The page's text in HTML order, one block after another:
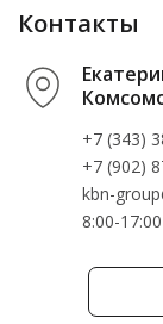
Контакты
+7 (343)
+7 (902)
kbn-
8:00-